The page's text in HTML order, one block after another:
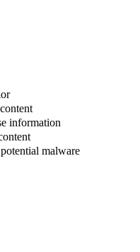
information
malware